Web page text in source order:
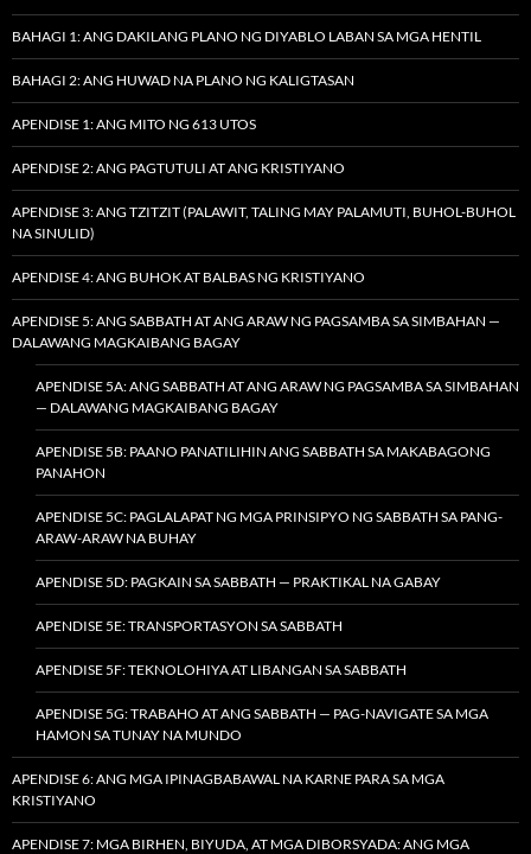
BAHAGI 1: ANG DAKILANG PLANO NG DIYABLO LABAN SA MGA HENTIL
BAHAGI 2: ANG HUWAD NA PLANO NG KALIGTASAN
APENDISE 1: ANG MITO NG 613 UTOS
APENDISE 2: ANG PAGTUTULI AT ANG KRISTIYANO
APENDISE 3: ANG TZITZIT (PALAWIT, TALING MAY PALAMUTI, BUHOL-BUHOL
NA SINULID)
APENDISE 4: ANG BUHOK AT BALBAS NG KRISTIYANO
APENDISE 5: ANG SABBATH AT ANG ARAW NG PAGSAMBA SA SIMBAHAN —
DALAWANG MAGKAIBANG BAGAY
APENDISE 5A: ANG SABBATH AT ANG ARAW NG PAGSAMBA SA SIMBAHAN
— DALAWANG MAGKAIBANG BAGAY
APENDISE 5B: PAANO PANATILIHIN ANG SABBATH SA MAKABAGONG
PANAHON
APENDISE 5C: PAGLALAPAT NG MGA PRINSIPYO NG SABBATH SA PANG-
ARAW-ARAW NA BUHAY
APENDISE 5D: PAGKAIN SA SABBATH — PRAKTIKAL NA GABAY
APENDISE 5E: TRANSPORTASYON SA SABBATH
APENDISE 5F: TEKNOLOHIYA AT LIBANGAN SA SABBATH
APENDISE 5G: TRABAHO AT ANG SABBATH — PAG-NAVIGATE SA MGA
HAMON SA TUNAY NA MUNDO
APENDISE 6: ANG MGA IPINAGBABAWAL NA KARNE PARA SA MGA
KRISTIYANO
APENDISE 7: MGA BIRHEN, BIYUDA, AT MGA DIBORSYADA: ANG MGA